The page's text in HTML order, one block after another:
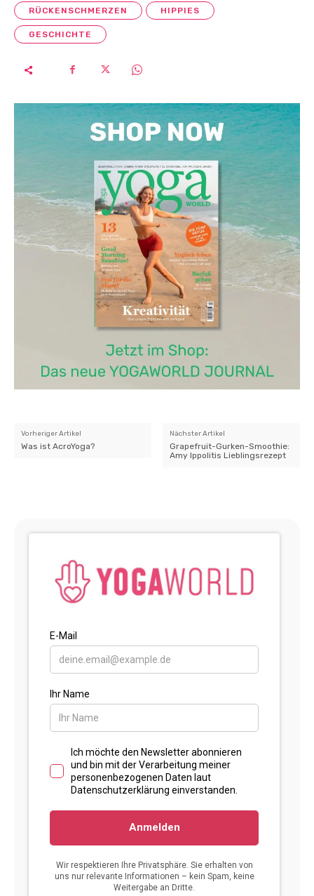
RÜCKENSCHMERZEN HIPPIES
GESCHICHTE
Vorheriger Artikel
Was ist AcroYoga?
Nächster Artikel
Grapefruit-Gurken-Smoothie:
Amy Ippolitis Lieblingsrezept